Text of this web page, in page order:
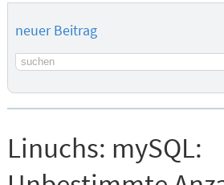
neuer Beitrag
Suchbegriff
Linuchs: mySQL: